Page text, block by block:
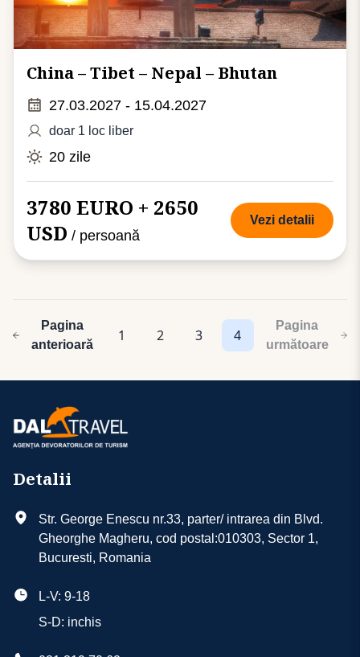
China – Tibet – Nepal – Bhutan
27.03.2027 - 15.04.2027
doar 1 loc liber
20 zile
3780 EURO + 2650
USD / persoană
Vezi detalii
Pagina
anterioară
1 2 3 4
Pagina
următoare
Detalii
Str. George Enescu nr.33, parter/ intrarea din Blvd.
Gheorghe Magheru, cod postal:010303, Sector 1,
Bucuresti, Romania
L-V: 9-18
S-D: inchis